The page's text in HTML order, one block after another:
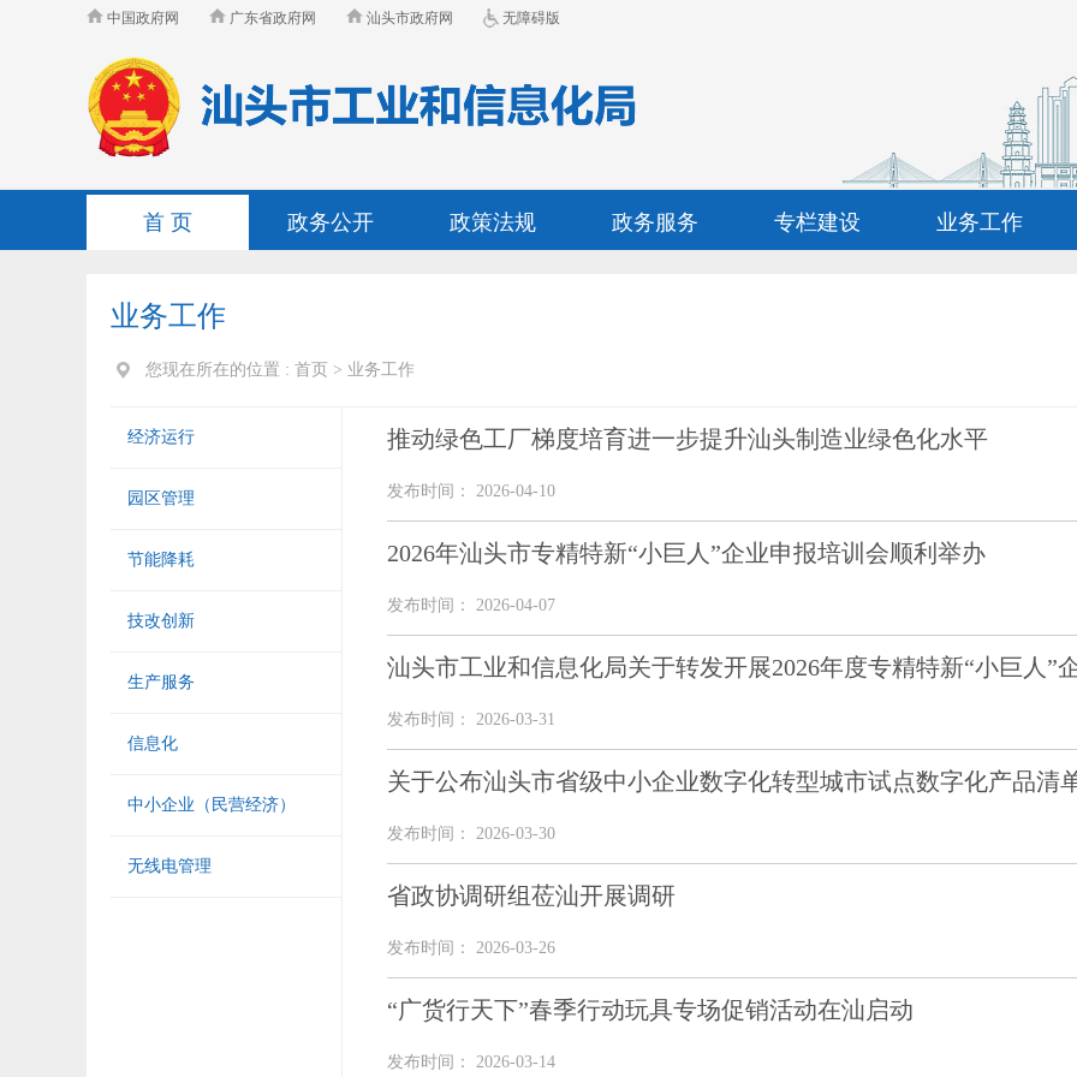
中国政府网 广东省政府网 汕头市政府网 无障碍版
首 页 政务公开 政策法规 政务服务 专栏建设 业务工作
业务工作
您现在所在的位置 : 首页 > 业务工作
经济运行
园区管理
节能降耗
技改创新
生产服务
信息化
中小企业（民营经济）
无线电管理
推动绿色工厂梯度培育进一步提升汕头制造业绿色化水平
发布时间： 2026-04-10
2026年汕头市专精特新“小巨人”企业申报培训会顺利举办
发布时间： 2026-04-07
汕头市工业和信息化局关于转发开展2026年度专精特新“小巨人”
发布时间： 2026-03-31
关于公布汕头市省级中小企业数字化转型城市试点数字化产品清
发布时间： 2026-03-30
省政协调研组莅汕开展调研
发布时间： 2026-03-26
“广货行天下”春季行动玩具专场促销活动在汕启动
发布时间： 2026-03-14